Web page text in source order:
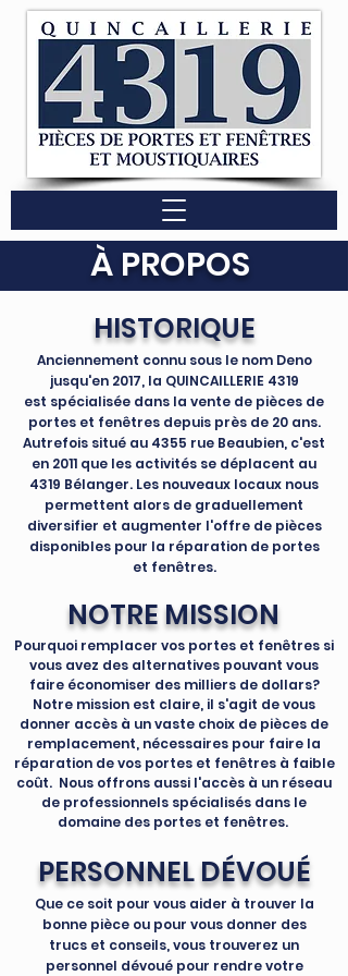
À PROPOS
HISTORIQUE
Anciennement connu sous le nom Deno
jusqu'en 2017, la QUINCAILLERIE 4319
est spécialisée dans la vente de pièces de
portes et fenêtres depuis près de 20 ans.
Autrefois situé au 4355 rue Beaubien, c'est
en 2011 que les activités se déplacent au
4319 Bélanger. Les nouveaux locaux nous
permettent alors de graduellement
diversifier et augmenter l'offre de pièces
disponibles pour la réparation de portes
et fenêtres.
NOTRE MISSION
Pourquoi remplacer vos portes et fenêtres si
vous avez des alternatives pouvant vous
faire économiser des milliers de dollars?
Notre mission est claire, il s'agit de vous
donner accès à un vaste choix de pièces de
remplacement, nécessaires pour faire la
réparation de vos portes et fenêtres à faible
coût. Nous offrons aussi l'accès à un réseau
de professionnels spécialisés dans le
domaine des portes et fenêtres.
PERSONNEL DÉVOUÉ
Que ce soit pour vous aider à trouver la
bonne pièce ou pour vous donner des
trucs et conseils, vous trouverez un
personnel dévoué pour rendre votre